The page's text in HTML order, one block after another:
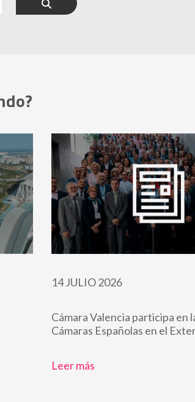
14 JULIO 2026
Cámara Valencia participa en
Cámaras Españolas en el
Leer más